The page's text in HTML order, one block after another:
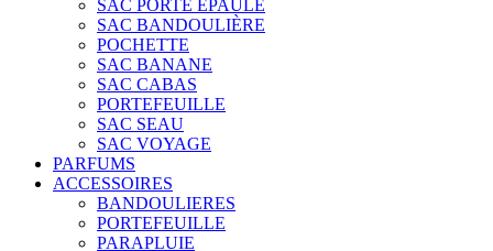
SAC PORTÉ ÉPAULE
SAC BANDOULIÈRE
POCHETTE
SAC BANANE
SAC CABAS
PORTEFEUILLE
SAC SEAU
SAC VOYAGE
PARFUMS
ACCESSOIRES
BANDOULIERES
PORTEFEUILLE
PARAPLUIE